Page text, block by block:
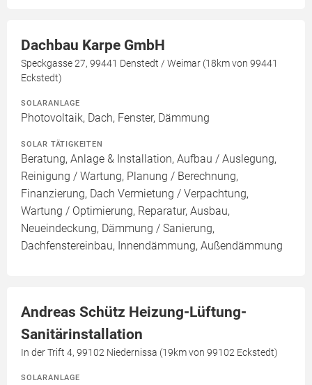
Dachbau Karpe GmbH
Speckgasse 27, 99441 Denstedt / Weimar (18km von 99441
Eckstedt)
SOLARANLAGE
Photovoltaik, Dach, Fenster, Dämmung
SOLAR TÄTIGKEITEN
Beratung, Anlage & Installation, Aufbau / Auslegung,
Reinigung / Wartung, Planung / Berechnung,
Finanzierung, Dach Vermietung / Verpachtung,
Wartung / Optimierung, Reparatur, Ausbau,
Neueindeckung, Dämmung / Sanierung,
Dachfenstereinbau, Innendämmung, Außendämmung
Andreas Schütz Heizung-Lüftung-
Sanitärinstallation
In der Trift 4, 99102 Niedernissa (19km von 99102 Eckstedt)
SOLARANLAGE